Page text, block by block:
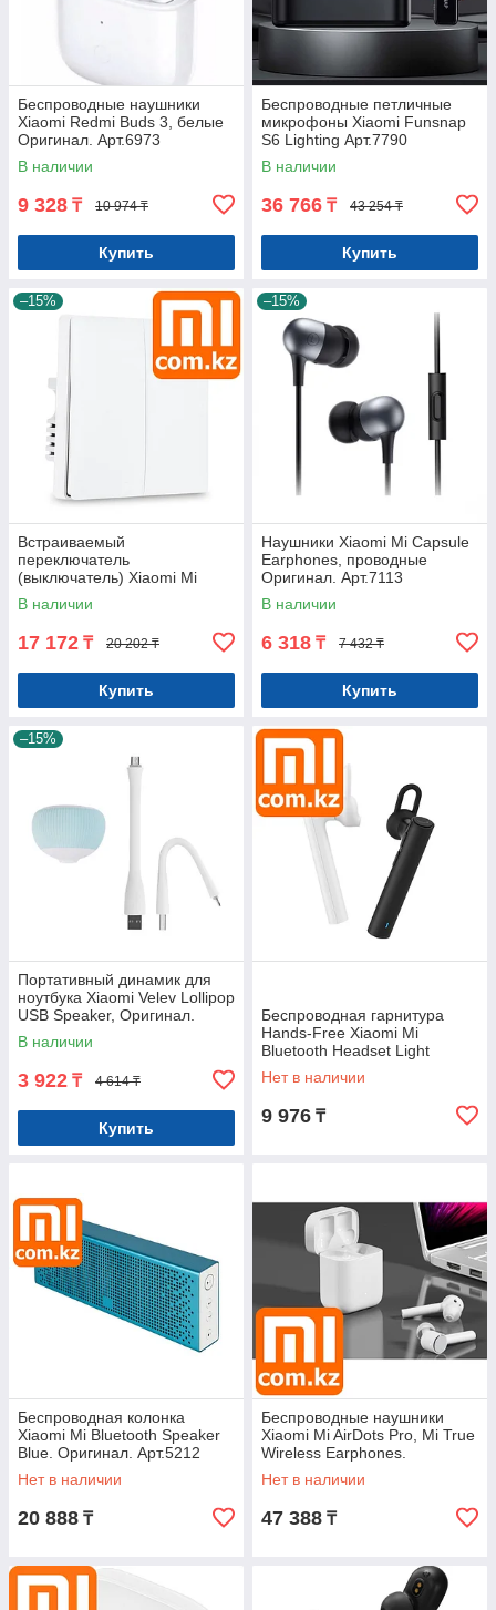
Беспроводные наушники
Xiaomi Redmi Buds 3, белые
Оригинал. Арт.6973
В наличии
9 328 ₸ 10 974 ₸
Купить
Беспроводные петличные
микрофоны Xiaomi Funsnap
S6 Lighting Арт.7790
В наличии
36 766 ₸ 43 254 ₸
Купить
–15%
Встраиваемый
переключатель
(выключатель) Xiaomi Mi
Aqara Smart Light control
dual, двойной Арт.5590
В наличии
17 172 ₸ 20 202 ₸
Купить
–15%
Наушники Xiaomi Mi Capsule
Earphones, проводные
Оригинал. Арт.7113
В наличии
6 318 ₸ 7 432 ₸
Купить
–15%
Портативный динамик для
ноутбука Xiaomi Velev Lollipop
USB Speaker, Оригинал.
Арт.6841
В наличии
3 922 ₸ 4 614 ₸
Купить
Беспроводная гарнитура
Hands-Free Xiaomi Mi
Bluetooth Headset Light
version (Youth Edition).
Оригина Арт.5252
Нет в наличии
9 976 ₸
Беспроводная колонка
Xiaomi Mi Bluetooth Speaker
Blue. Оригинал. Арт.5212
Нет в наличии
20 888 ₸
Беспроводные наушники
Xiaomi Mi AirDots Pro, Mi True
Wireless Earphones.
Оригинал. Арт.6104
Нет в наличии
47 388 ₸